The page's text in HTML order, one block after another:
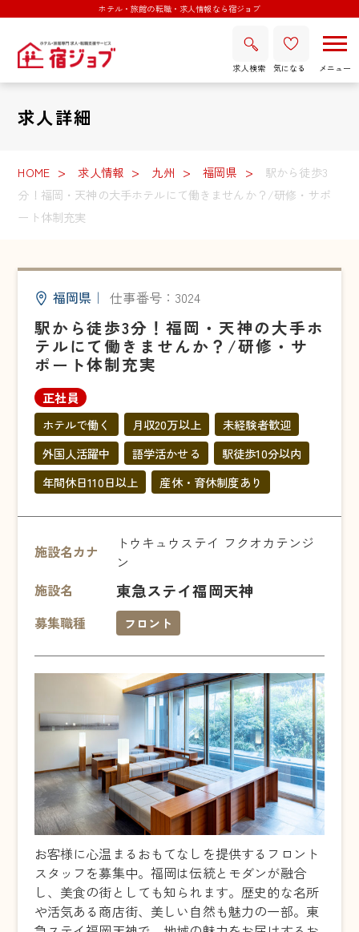
ホテル・旅館の転職・求人情報なら宿ジョブ
求人検索 気になる
求人詳細
HOME 求人情報 九州 福岡県
駅から徒歩3
分！福岡・天神の大手ホテルにて働きませんか？/研修・サポ
ート体制充実
福岡県 ｜ 仕事番号：3024
駅から徒歩3分！福岡・天神の大手ホ
テルにて働きませんか？/研修・サ
ポート体制充実
正社員
ホテルで働く 月収20万以上
未経験者歓迎
外国人活躍中
語学活かせる
駅徒歩10分以内
年間休日110日以上
産休・育休制度あり
施設名カナ
トウキュウステイ フクオカテンジ
ン
施設名
東急ステイ福岡天神
募集職種 フロント
お客様に心温まるおもてなしを提供するフロント
スタッフを募集中。福岡は伝統とモダンが融合
し、美食の街としても知られます。歴史的な名所
や活気ある商店街、美しい自然も魅力の一部。東